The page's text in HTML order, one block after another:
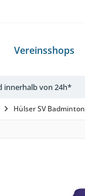
Vereinsshops
innerhalb von 24h*
Hülser SV Badminton